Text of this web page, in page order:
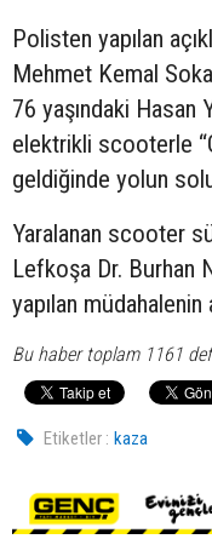
Polisten yapılan
Mehmet Kemal
76 yaşındaki Hasan
elektrikli scooterle
geldiğinde yolun
Yaralanan scooter
Lefkoşa Dr. Burhan
yapılan müdahalenin
Bu haber toplam 1161
Etiketler : kaza